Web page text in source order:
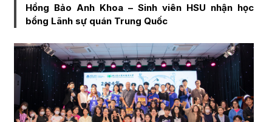
Hồng Bảo Anh Khoa – Sinh viên HSU nhận học
bổng Lãnh sự quán Trung Quốc